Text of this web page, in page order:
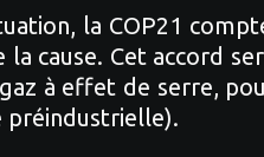
la COP21
la cause. Cet accord
gaz à effet de serre,
préindustrielle).